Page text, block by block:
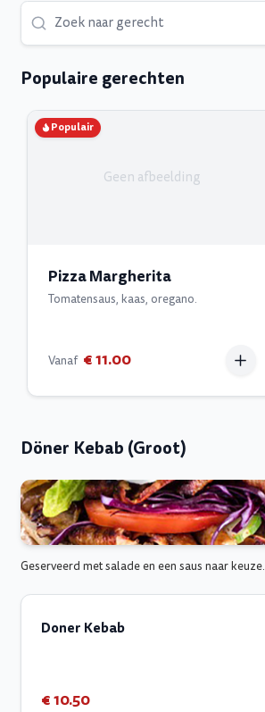
Populaire gerechten
Populair
Geen afbeelding
Pizza Margherita
Tomatensaus, kaas, oregano.
Vanaf € 11.00
Döner Kebab (Groot)
Geserveerd met salade en een saus naar keuze.
Doner Kebab
€ 10.50